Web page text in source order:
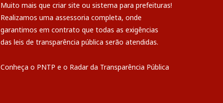
Muito mais que criar site ou sistema para prefeituras!
Realizamos uma assessoria completa, onde
garantimos em contrato que todas as exigências
das leis de transparência pública serão atendidas.
Conheça o PNTP e o Radar da Transparência Pública